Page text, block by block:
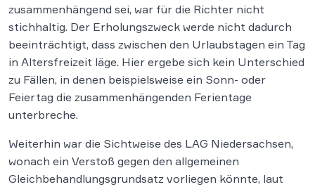
zusammenhängend sei, war für die Richter nicht
stichhaltig. Der Erholungszweck werde nicht dadurch
beeinträchtigt, dass zwischen den Urlaubstagen ein Tag
in Altersfreizeit läge. Hier ergebe sich kein Unterschied
zu Fällen, in denen beispielsweise ein Sonn- oder
Feiertag die zusammenhängenden Ferientage
unterbreche.
Weiterhin war die Sichtweise des LAG Niedersachsen,
wonach ein Verstoß gegen den allgemeinen
Gleichbehandlungsgrundsatz vorliegen könnte, laut